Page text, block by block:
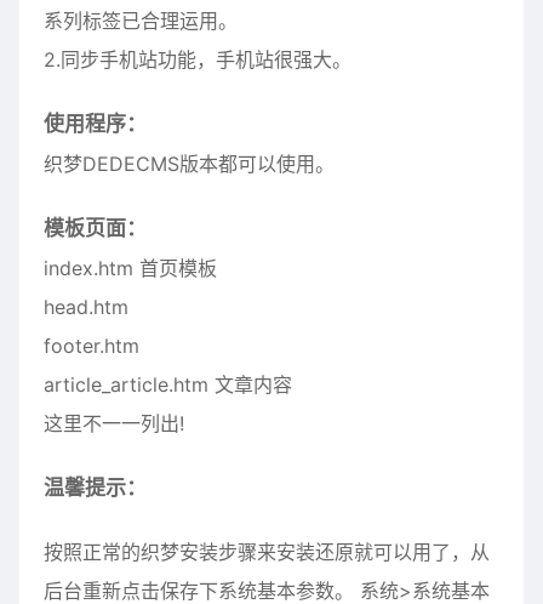
系列标签已合理运用。
2.同步手机站功能，手机站很强大。
使用程序：
织梦DEDECMS版本都可以使用。
模板页面：
index.htm 首页模板
head.htm
footer.htm
article_article.htm 文章内容
这里不一一列出!
温馨提示：
按照正常的织梦安装步骤来安装还原就可以用了，从
后台重新点击保存下系统基本参数。 系统>系统基本